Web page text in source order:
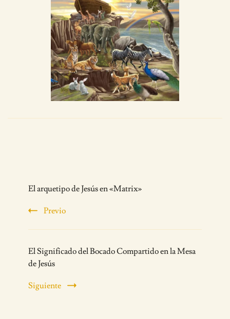
Navigation
El arquetipo de Jesús en «Matrix»
Previo
El Significado del Bocado Compartido en la Mesa
de Jesús
Siguiente